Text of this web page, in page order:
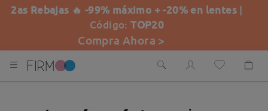
2as Rebajas 🔥 -99% máximo + -20% en lentes |
Código:TOP20
Compra Ahora >